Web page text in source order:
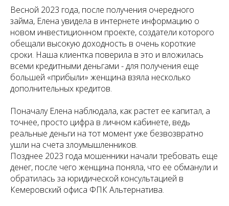
Весной 2023 года, после получения очередного
займа, Елена увидела в интернете информацию о
новом инвестиционном проекте, создатели которого
обещали высокую доходность в очень короткие
сроки. Наша клиентка поверила в это и вложилась
всеми кредитными деньгами - для получения еще
большей «прибыли» женщина взяла несколько
дополнительных кредитов.
Поначалу Елена наблюдала, как растет ее капитал, а
точнее, просто цифра в личном кабинете, ведь
реальные деньги на тот момент уже безвозвратно
ушли на счета злоумышленников.
Позднее 2023 года мошенники начали требовать еще
денег, после чего женщина поняла, что ее обманули и
обратилась за юридической консультацией в
Кемеровский офиса ФПК Альтернатива.